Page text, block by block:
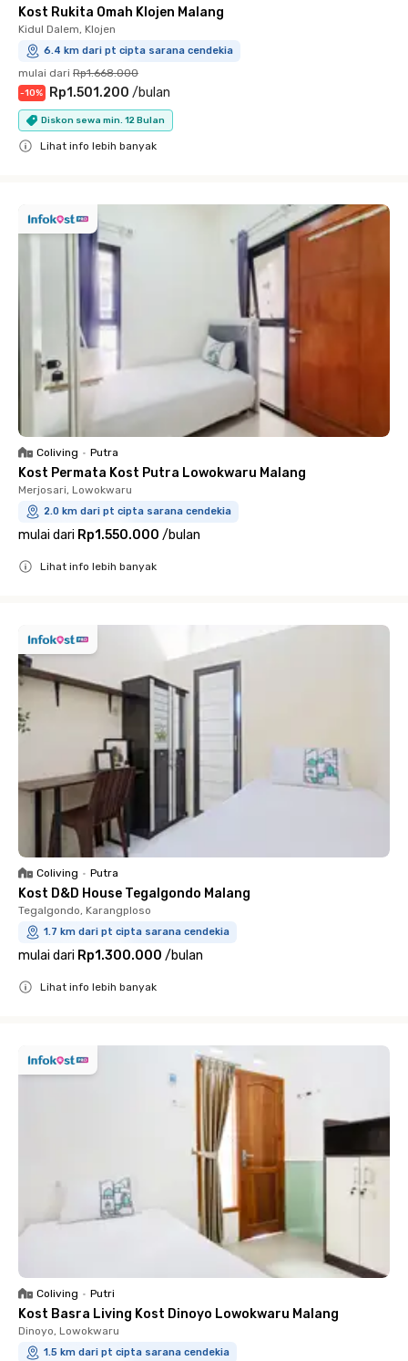
Kost Rukita Omah Klojen Malang
Kidul Dalem, Klojen
6.4 km dari pt cipta sarana cendekia
mulai dari Rp1.668.000
-10% Rp1.501.200 /bulan
Diskon sewa min. 12 Bulan
Lihat info lebih banyak
Coliving • Putra
Kost Permata Kost Putra Lowokwaru Malang
Merjosari, Lowokwaru
2.0 km dari pt cipta sarana cendekia
mulai dari Rp1.550.000 /bulan
Lihat info lebih banyak
Coliving • Putra
Kost D&D House Tegalgondo Malang
Tegalgondo, Karangploso
1.7 km dari pt cipta sarana cendekia
mulai dari Rp1.300.000 /bulan
Lihat info lebih banyak
Coliving • Putri
Kost Basra Living Kost Dinoyo Lowokwaru Malang
Dinoyo, Lowokwaru
1.5 km dari pt cipta sarana cendekia